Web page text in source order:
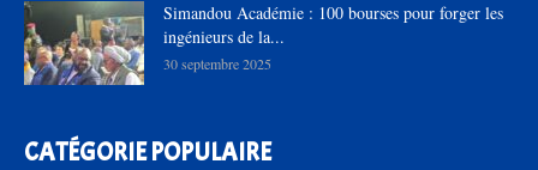
Simandou Académie : 100 bourses pour forger les
ingénieurs de la...
30 septembre 2025
CATÉGORIE POPULAIRE